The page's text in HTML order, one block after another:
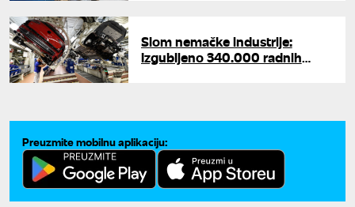
Slom nemačke industrije:
Izgubljeno 340.000 radnih
Preuzmite mobilnu aplikaciju: